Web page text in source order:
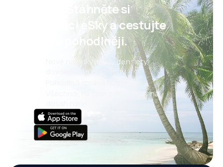
Psst! Stáhněte si
aplikaci eSky a cestujte
ještě pohodlněji.
Nové nabídky každý den: lety,
dovolené, eurovíkendy
Všechno, na čem záleží, vždy na